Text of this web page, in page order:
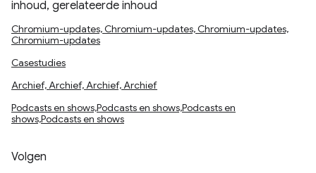
inhoud, gerelateerde inhoud
Chromium-updates, Chromium-updates, Chromium-updates,
Chromium-updates
Casestudies
Archief, Archief, Archief, Archief
Podcasts en shows,Podcasts en shows,Podcasts en
shows,Podcasts en shows
Volgen